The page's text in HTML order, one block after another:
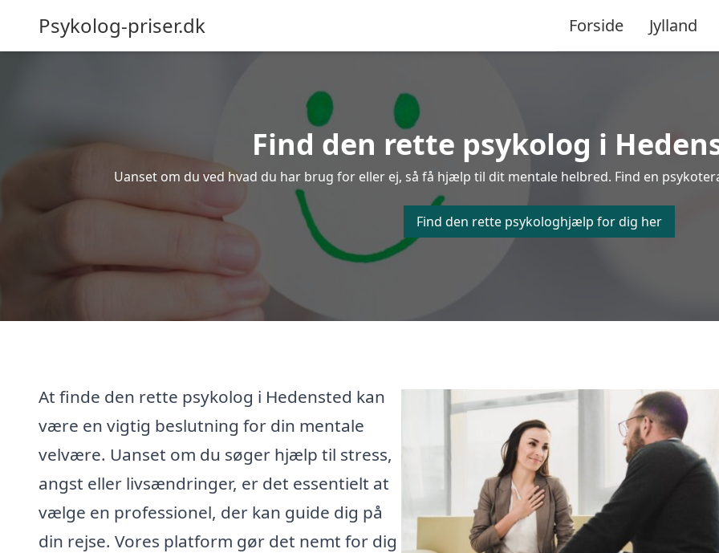
Psykolog-priser.dk Forside Jylland
Find den rette psykolog i
Uanset om du ved hvad du har brug for eller ej, så få hjælp til dit mentale helbred. Find en
Find den rette psykologhjælp for dig her
At finde den rette psykolog i Hedensted kan
være en vigtig beslutning for din mentale
velvære. Uanset om du søger hjælp til stress,
angst eller livsændringer, er det essentielt at
vælge en professionel, der kan guide dig på
din rejse. Vores platform gør det nemt for dig